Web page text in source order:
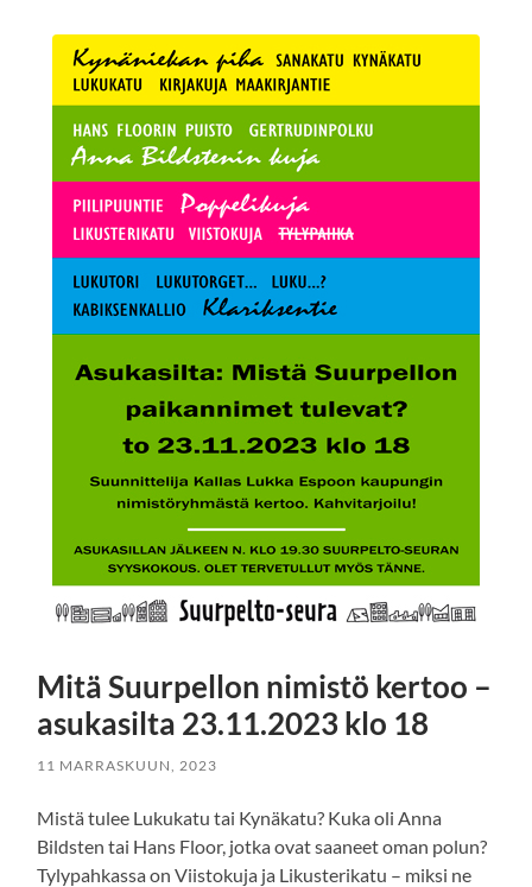
Mitä Suurpellon nimistö kertoo –
asukasilta 23.11.2023 klo 18
11 MARRASKUUN, 2023
Mistä tulee Lukukatu tai Kynäkatu? Kuka oli Anna
Bildsten tai Hans Floor, jotka ovat saaneet oman polun?
Tylypahkassa on Viistokuja ja Likusterikatu – miksi ne